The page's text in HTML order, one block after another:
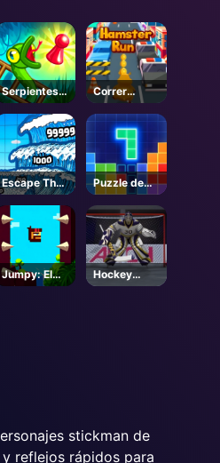
Serpientes y
Escaleras
Correr
Hamster
Gigante
Escape The
Tsunami 🌊 -
Roblox
Puzzle de
bloques
Jumpy: El
primer
Hockey
Shootout
stickman de
reflejos rápidos para